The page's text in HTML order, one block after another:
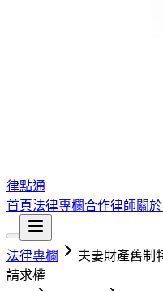
律點通
首頁法律專欄合作律師關
法律專欄
夫妻財產舊制
請求權